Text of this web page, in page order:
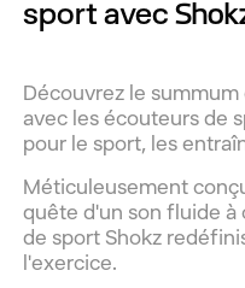
sport avec
Découvrez le
avec les écouteurs de
pour le sport, les
Méticuleusement
quête d'un son fluide à
de sport Shokz
l'exercice.